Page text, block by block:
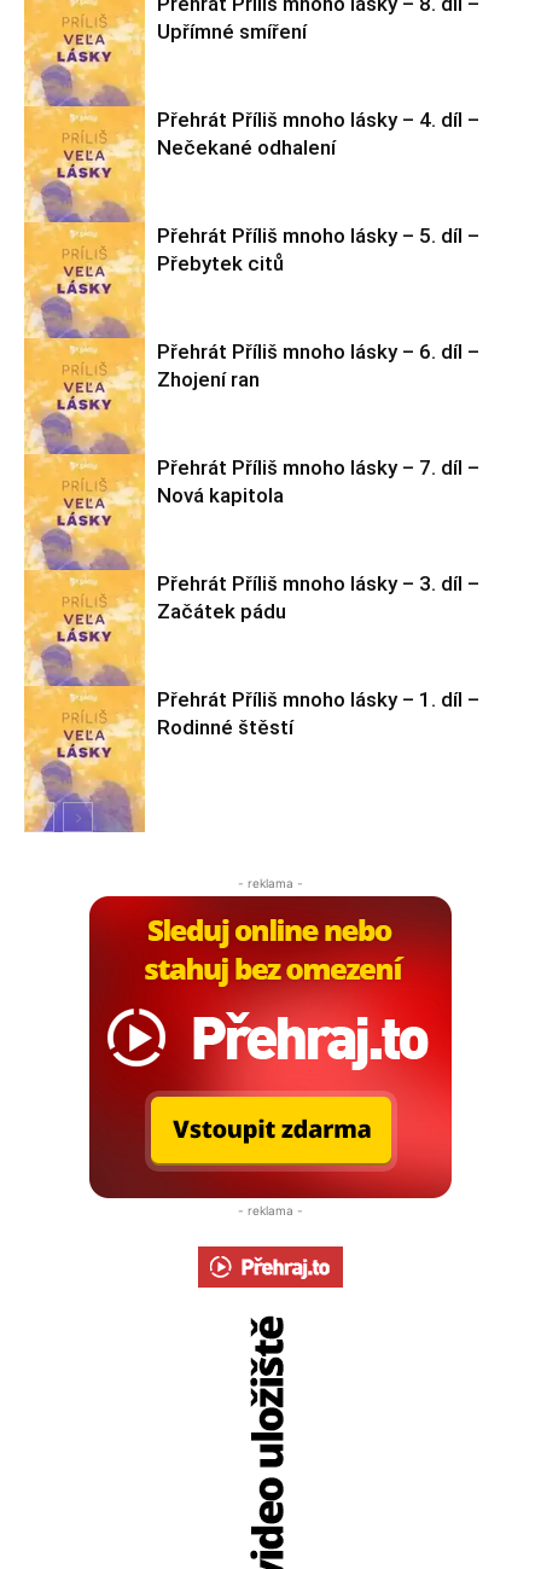
Příliš mnoho
lásky
Upřímné smíření
Příliš mnoho
lásky
Přehrát Příliš mnoho lásky – 4. díl –
Nečekané odhalení
Příliš mnoho
lásky
Přehrát Příliš mnoho lásky – 5. díl –
Přebytek citů
Příliš mnoho
lásky
Přehrát Příliš mnoho lásky – 6. díl –
Zhojení ran
Příliš mnoho
lásky
Přehrát Příliš mnoho lásky – 7. díl –
Nová kapitola
Příliš mnoho
lásky
Přehrát Příliš mnoho lásky – 3. díl –
Začátek pádu
Přehrát Příliš mnoho lásky – 1. díl –
Rodinné štěstí
- reklama -
- reklama -